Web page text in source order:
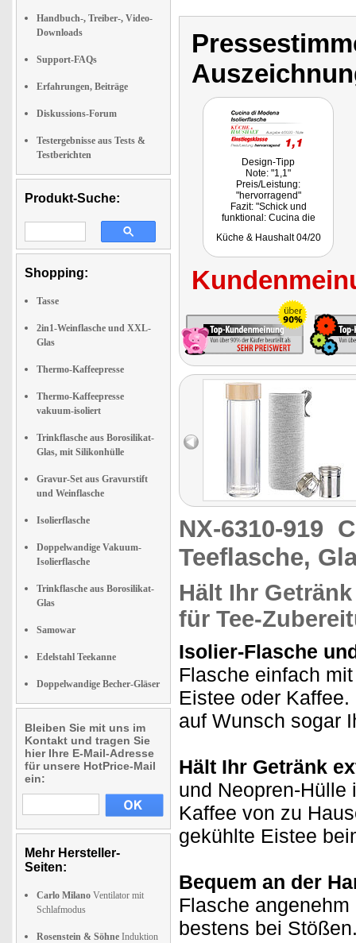
Handbuch-, Treiber-, Video-
Downloads
Support-FAQs
Erfahrungen, Beiträge
Diskussions-Forum
Testergebnisse aus Tests &
Testberichten
Produkt-Suche:
Shopping:
Tasse
2in1-Weinflasche und XXL-
Glas
Thermo-Kaffeepresse
Thermo-Kaffeepresse
vakuum-isoliert
Trinkflasche aus Borosilikat-
Glas, mit Silikonhülle
Gravur-Set aus Gravurstift
und Weinflasche
Isolierflasche
Doppelwandige Vakuum-
Isolierflasche
Trinkflasche aus Borosilikat-
Glas
Samowar
Edelstahl Teekanne
Doppelwandige Becher-Gläser
Bleiben Sie mit uns im
Kontakt und tragen Sie
hier Ihre E-Mail-Adresse
für unsere HotPrice-Mail
ein:
Mehr Hersteller-
Seiten:
Carlo Milano Ventilator mit
Schlafmodus
Rosenstein & Söhne Induktion
Design-Tipp
Note: "1,1"
Preis/Leistung:
"hervorragend"
Fazit: "Schick und
funktional: Cucina die
Isolierflasche in frischem
Ausflügen ins Grüne für
kühle oder warme Getränke
Küche & Haushalt 04/20
NX-6310-919
Teeflasche,
Hält Ihr
für Tee-
Isolier-Flasche
Flasche einfach
Eistee oder
auf Wunsch sogar
Hält Ihr Getränk
und Neopren-Hülle
Kaffee von zu
gekühlte Eistee
Bequem an der
Flasche
bestens bei